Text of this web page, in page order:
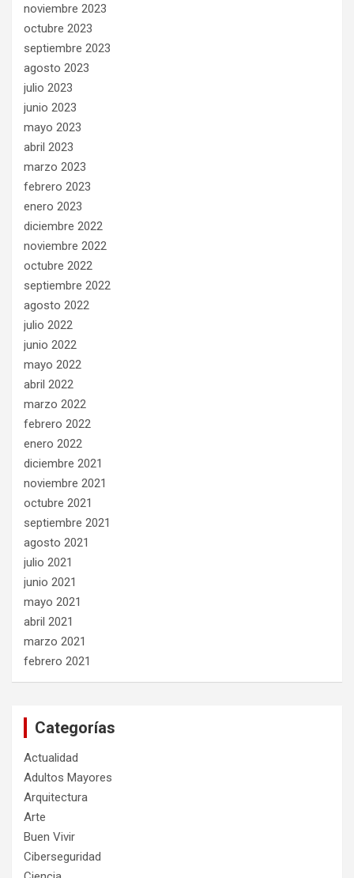
noviembre 2023
octubre 2023
septiembre 2023
agosto 2023
julio 2023
junio 2023
mayo 2023
abril 2023
marzo 2023
febrero 2023
enero 2023
diciembre 2022
noviembre 2022
octubre 2022
septiembre 2022
agosto 2022
julio 2022
junio 2022
mayo 2022
abril 2022
marzo 2022
febrero 2022
enero 2022
diciembre 2021
noviembre 2021
octubre 2021
septiembre 2021
agosto 2021
julio 2021
junio 2021
mayo 2021
abril 2021
marzo 2021
febrero 2021
Categorías
Actualidad
Adultos Mayores
Arquitectura
Arte
Buen Vivir
Ciberseguridad